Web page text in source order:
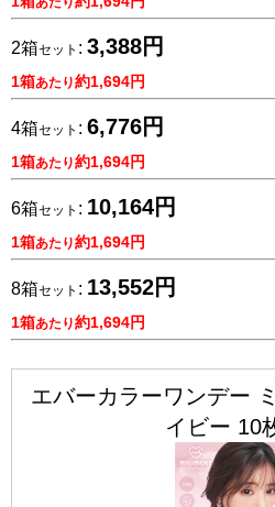
2箱セット : 3,388円
1箱あたり約1,694円
4箱セット : 6,776円
1箱あたり約1,694円
6箱セット : 10,164円
1箱あたり約1,694円
8箱セット : 13,552円
1箱あたり約1,694円
エバーカラーワンデー
イビー 10